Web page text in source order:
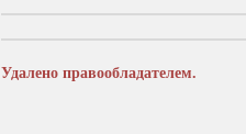
Удалено правообладателем.